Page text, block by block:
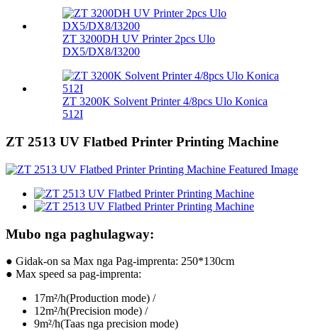
ZT 3200DH UV Printer 2pcs Ulo
DX5/DX8/I3200
ZT 3200K Solvent Printer 4/8pcs Ulo Konica
512I
ZT 2513 UV Flatbed Printer Printing Machine
Mubo nga paghulagway:
● Gidak-on sa Max nga Pag-imprenta: 250*130cm
● Max speed sa pag-imprenta:
17m²/h(Production mode) /
12m²/h(Precision mode) /
9m²/h(Taas nga precision mode)